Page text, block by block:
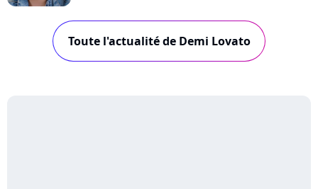
Toute l'actualité de Demi Lovato